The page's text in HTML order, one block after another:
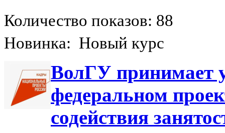
Количество показов: 88
Новинка: Новый курс
ВолГУ принимает
федеральном
содействия